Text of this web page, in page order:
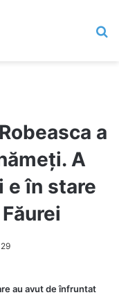
a
A
e în stare
29
au avut de înfruntat